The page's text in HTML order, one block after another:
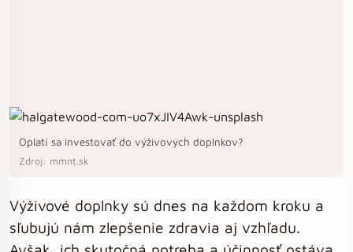
Oplatí sa investovať do výživových doplnkov?
Zdroj: mmnt.sk
Výživové doplnky sú dnes na každom kroku a
sľubujú nám zlepšenie zdravia aj vzhľadu.